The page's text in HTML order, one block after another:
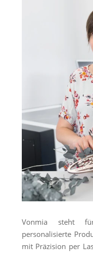
Vonmia steht
personalisierte
mit Präzision per